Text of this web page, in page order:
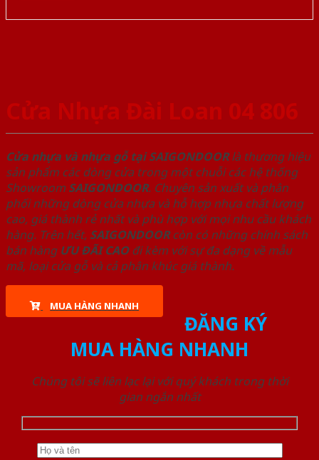
Cửa Nhựa Đài Loan 04 806
Cửa nhựa và nhựa gỗ tại SAIGONDOORlà thương hiệu
sản phẩm các dòng cửa trong một chuỗi các hệ thống
Showroom SAIGONDOOR. Chuyên sản xuất và phân
phối những dòng cửa nhựa và hỗ hợp nhựa chất lượng
cao, giá thành rẻ nhất và phù hợp với mọi nhu cầu khách
hàng. Trên hết, SAIGONDOORcòn có những chính sách
bán hàng ƯU ĐÃI CAOđi kèm với sự đa dạng về mẫu
mã, loại cửa gỗ và cả phân khúc giá thành.
MUA HÀNG NHANH
ĐĂNG KÝ
MUA HÀNG NHANH
Chúng tôi sẽ liên lạc lại với quý khách trong thời
gian ngắn nhất